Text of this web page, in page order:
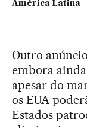
América Latina
Outro
embora
apesar do
os EUA
Estados